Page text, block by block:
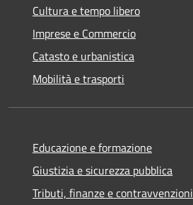
Cultura e tempo libero
Imprese e Commercio
Catasto e urbanistica
Mobilità e trasporti
Educazione e formazione
Giustizia e sicurezza pubblica
Tributi, finanze e contravvenzioni